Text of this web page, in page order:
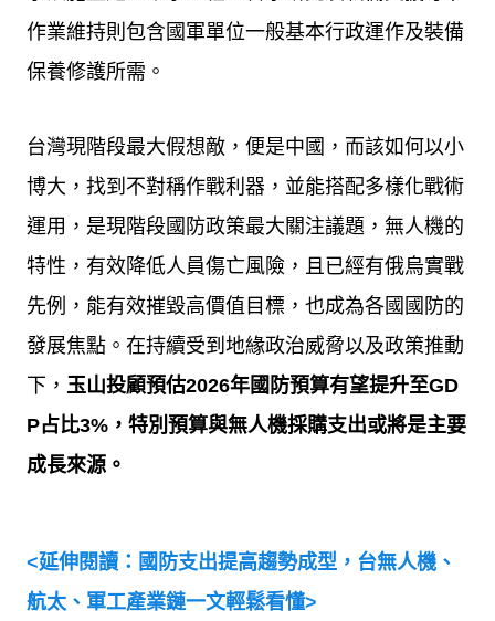
作業維持則包含國軍單位一般基本行政運作及裝備
保養修護所需。
台灣現階段最大假想敵，便是中國，而該如何以小
博大，找到不對稱作戰利器，並能搭配多樣化戰術
運用，是現階段國防政策最大關注議題，無人機的
特性，有效降低人員傷亡風險，且已經有俄烏實戰
先例，能有效摧毀高價值目標，也成為各國國防的
發展焦點。在持續受到地緣政治威脅以及政策推動
下， 玉山投顧預估2026年國防預算有望提升至GD
P占比3% ，特別預算與無人機採購支出或將是主要
成長來源。
<延伸閱讀：國防支出提高趨勢成型，台無人機、
航太、軍工產業鏈一文輕鬆看懂>